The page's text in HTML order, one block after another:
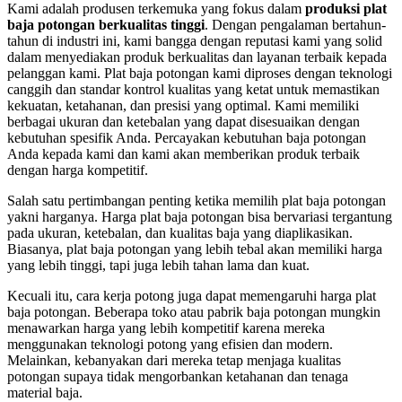
Kami adalah produsen terkemuka yang fokus dalam produksi plat
baja potongan berkualitas tinggi. Dengan pengalaman bertahun-
tahun di industri ini, kami bangga dengan reputasi kami yang solid
dalam menyediakan produk berkualitas dan layanan terbaik kepada
pelanggan kami. Plat baja potongan kami diproses dengan teknologi
canggih dan standar kontrol kualitas yang ketat untuk memastikan
kekuatan, ketahanan, dan presisi yang optimal. Kami memiliki
berbagai ukuran dan ketebalan yang dapat disesuaikan dengan
kebutuhan spesifik Anda. Percayakan kebutuhan baja potongan
Anda kepada kami dan kami akan memberikan produk terbaik
dengan harga kompetitif.
Salah satu pertimbangan penting ketika memilih plat baja potongan
yakni harganya. Harga plat baja potongan bisa bervariasi tergantung
pada ukuran, ketebalan, dan kualitas baja yang diaplikasikan.
Biasanya, plat baja potongan yang lebih tebal akan memiliki harga
yang lebih tinggi, tapi juga lebih tahan lama dan kuat.
Kecuali itu, cara kerja potong juga dapat memengaruhi harga plat
baja potongan. Beberapa toko atau pabrik baja potongan mungkin
menawarkan harga yang lebih kompetitif karena mereka
menggunakan teknologi potong yang efisien dan modern.
Melainkan, kebanyakan dari mereka tetap menjaga kualitas
potongan supaya tidak mengorbankan ketahanan dan tenaga
material baja.